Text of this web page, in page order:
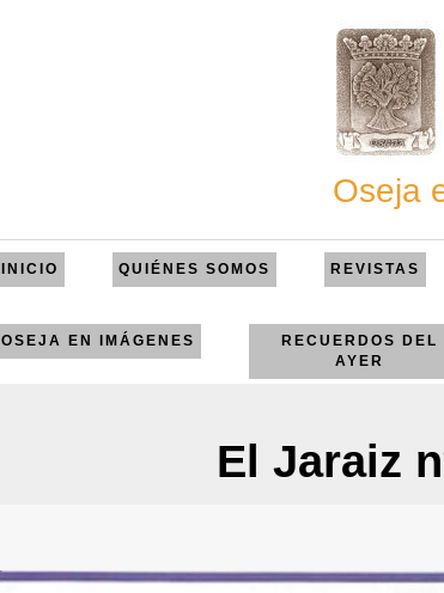
Oseja
INICIO QUIÉNES SOMOS REVISTAS
OSEJA EN IMÁGENES
RECUERDOS DEL
AYER
El Jaraiz